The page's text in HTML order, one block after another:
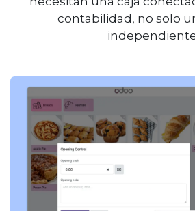
contabilidad, no solo